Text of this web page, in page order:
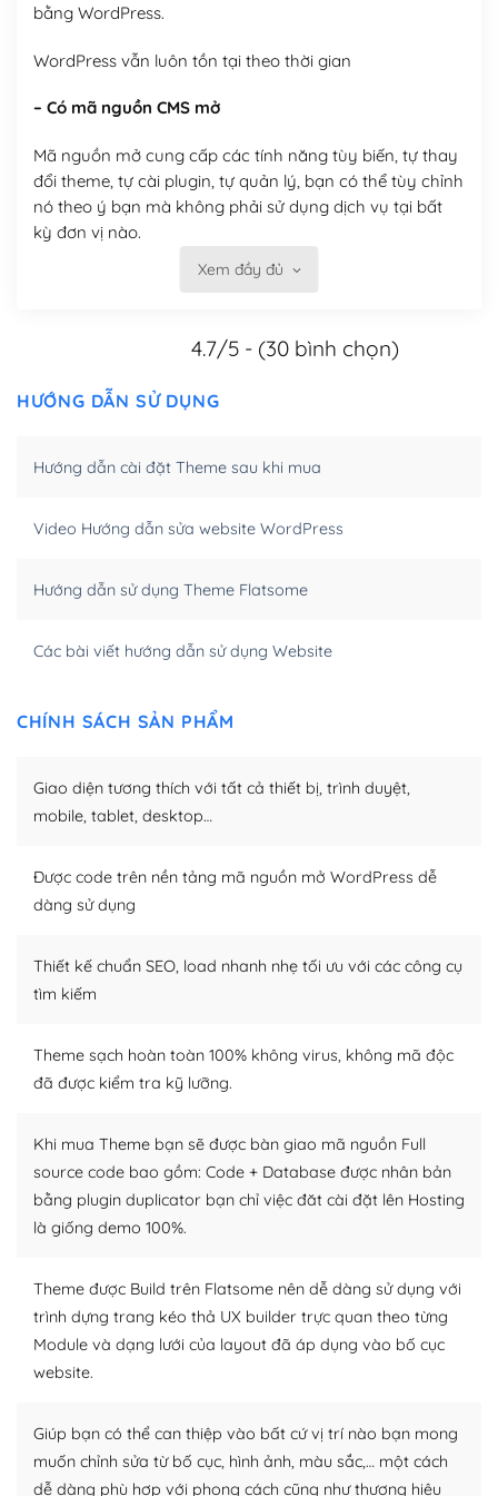
bằng WordPress.
WordPress vẫn luôn tồn tại theo thời gian
– Có mã nguồn CMS mở
Mã nguồn mở cung cấp các tính năng tùy biến, tự thay
đổi theme, tự cài plugin, tự quản lý, bạn có thể tùy chỉnh
nó theo ý bạn mà không phải sử dụng dịch vụ tại bất
kỳ đơn vị nào.
Việc của bạn là đăng ký một tên miền và hosting để
Có thể tùy biến trên website WordPress
– Thân thiện với công cụ tìm kiếm
WordPress bao gồm nhiều công cụ và plugin để tối ưu
kiếm.
Tối ưu hóa công cụ tìm kiếm
WordPress đa dạng sẽ giúp việc thực hiện các thiết kế
trở nên hấp dẫn và đơn giản hơn.
thiết kế tốt, bạn có thể tự sửa đổi. Nếu không bạn có thể
tìm kiếm chúng trên Internet hoặc nhờ chuyên gia.
Dễ dàng tùy chỉnh trên WordPress
WordPress là nơi lưu trữ cho một diễn đàn cộng đồng
khổng lồ được kiểm duyệt bởi các nhân viên và những
Nếu bạn gặp khó khăn, bạn có thể lên mạng và tìm
kiếm những cộng đồng WordPress, họ sẽ giúp bạn trả
lời, giải đáp vấn đề của bạn.
– Đa dạng plugin và themes
Plugin mở rộng là thành phần cài đặt thêm vào
WordPress để tăng thêm các tính năng cần thiết. Có
Nhờ lượng người dùng đông đảo, thư viện themes và
plugin của WordPress rất phong phú. Bạn có thể thỏa
Xem đầy đủ
4.7/5 - (30 bình chọn)
HƯỚNG DẪN SỬ DỤNG
Hướng dẫn cài đặt Theme sau khi mua
Video Hướng dẫn sửa website WordPress
Hướng dẫn sử dụng Theme Flatsome
Các bài viết hướng dẫn sử dụng Website
CHÍNH SÁCH SẢN PHẨM
Giao diện tương thích với tất cả thiết bị, trình duyệt,
mobile, tablet, desktop…
Được code trên nền tảng mã nguồn mở WordPress dễ
dàng sử dụng
Thiết kế chuẩn SEO, load nhanh nhẹ tối ưu với các công cụ
tìm kiếm
Theme sạch hoàn toàn 100% không virus, không mã độc
đã được kiểm tra kỹ lưỡng.
Khi mua Theme bạn sẽ được bàn giao mã nguồn Full
source code bao gồm: Code + Database được nhân bản
bằng plugin duplicator bạn chỉ việc đăt cài đặt lên Hosting
là giống demo 100%.
Theme được Build trên Flatsome nên dễ dàng sử dụng với
trình dựng trang kéo thả UX builder trực quan theo từng
Module và dạng lưới của layout đã áp dụng vào bố cục
website.
Giúp bạn có thể can thiệp vào bất cứ vị trí nào bạn mong
muốn chỉnh sửa từ bố cục, hình ảnh, màu sắc,… một cách
dễ dàng phù hợp với phong cách cũng như thương hiệu